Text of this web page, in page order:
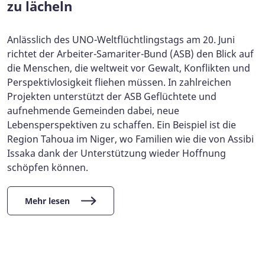
zu lächeln
Anlässlich des UNO-Weltflüchtlingstags am 20. Juni
richtet der Arbeiter-Samariter-Bund (ASB) den Blick auf
die Menschen, die weltweit vor Gewalt, Konflikten und
Perspektivlosigkeit fliehen müssen. In zahlreichen
Projekten unterstützt der ASB Geflüchtete und
aufnehmende Gemeinden dabei, neue
Lebensperspektiven zu schaffen. Ein Beispiel ist die
Region Tahoua im Niger, wo Familien wie die von Assibi
Issaka dank der Unterstützung wieder Hoffnung
schöpfen können.
Mehr lesen